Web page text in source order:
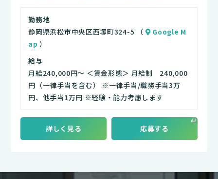
勤務地
静岡県浜松市中央区西塚町324-5 （
Google M
ap ）
給与
月給240,000円～ ＜賃金形態＞ 月給制 240,000
円（一律手当を含む） ※一律手当/職務手当3万
円、他手当1万円 ※経験・能力考慮します
詳しく見る 応募する